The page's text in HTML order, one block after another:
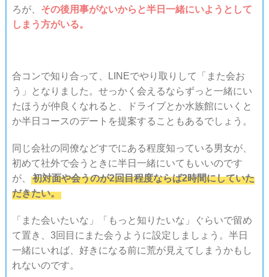
ろが、 その後用事がないからと半日一緒にいようとして
しまう方がいる。
合コンで知り合って、LINEでやり取りして「また会お
う」となりました。せっかく会えるならずっと一緒にい
たほうが仲良くなれると、ドライブとか水族館にいくと
か半日コースのデートを提案することもあるでしょう。
同じ会社の同僚などすでにある程度知っている男女が、
初めて社外で会うときに半日一緒にいてもいいのです
が、
初対面や会うのが2回目程度ならば2時間にしていた
だきたい。
「また会いたいな」「もっと知りたいな」ぐらいで留め
て置き、3回目にまた会うように設定しましょう。半日
一緒にいれば、好きになる前に荒が見えてしまうかもし
れないのです。